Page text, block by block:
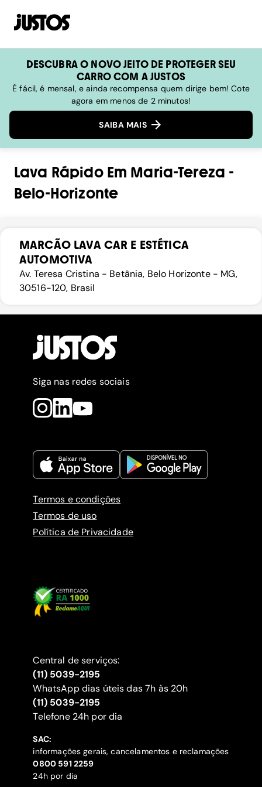
DESCUBRA O NOVO JEITO DE PROTEGER SEU
CARRO COM A JUSTOS
É fácil, é mensal, e ainda recompensa quem dirige bem! Cote
agora em menos de 2 minutos!
SAIBA MAIS
Lava RápidoEm Maria-Tereza -
Belo-Horizonte
MARCÃO LAVA CAR E ESTÉTICA
AUTOMOTIVA
Av. Teresa Cristina - Betânia, Belo Horizonte - MG,
30516-120, Brasil
Siga nas redes sociais
Termos e condições
Termos de uso
Política de Privacidade
Central de serviços:
(11) 5039-2195
WhatsApp dias úteis das 7h às 20h
(11) 5039-2195
‍Telefone 24h por dia
SAC:
informações gerais, cancelamentos e reclamações
‍0800 591 2259
24h por dia